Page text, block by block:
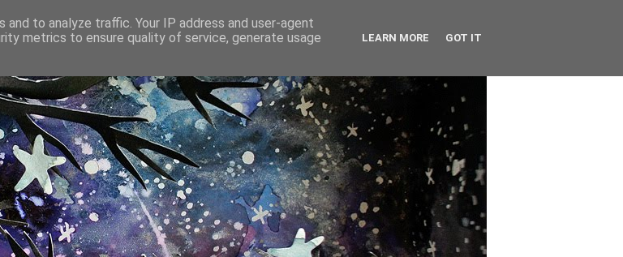
to analyze traffic. Your IP address and user-agent
metrics to ensure quality of service, generate usage
LEARN MORE GOT IT